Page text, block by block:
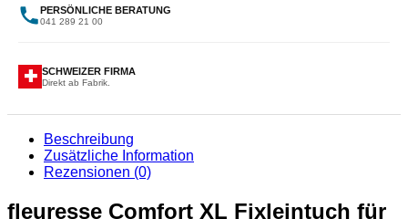
PERSÖNLICHE BERATUNG
041 289 21 00
✚ SCHWEIZER FIRMA
Direkt ab Fabrik.
Beschreibung
Zusätzliche Information
Rezensionen (0)
fleuresse Comfort XL Fixleintuch für